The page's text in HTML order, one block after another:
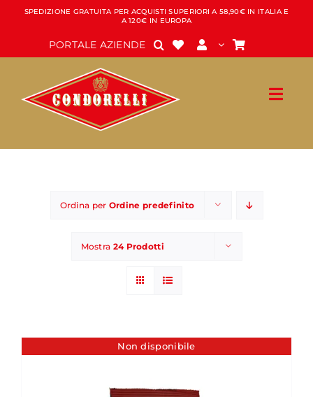
Salta
contenuto
SPEDIZIONE GRATUITA PER ACQUISTI SUPERIORI A 58,90€ IN ITALIA E
A 120€ IN EUROPA
PORTALE AZIENDE
Ordina per Ordine predefinito
Mostra 24 Prodotti
Non disponibile